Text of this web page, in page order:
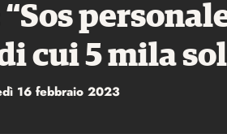
cui 5 mila
16 febbraio 2023